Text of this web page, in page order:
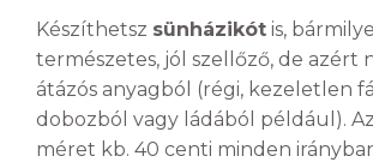
Készíthetsz sünházikót is,
természetes, jól szellőző, de azért
átázós anyagból (régi, kezeletlen
dobozból vagy ládából például).
méret kb. 40 centi minden